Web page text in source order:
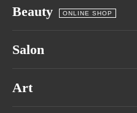
Beauty ONLINE SHOP
Salon
Art